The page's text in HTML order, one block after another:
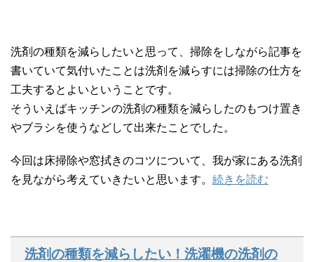
洗剤の種類を減らしたいと思って、掃除をしながら記事を
書いていて気付いたことは洗剤を減らすには掃除の仕方を
工夫するとよいということです。
そういえばキッチンの洗剤の種類を減らしたのもつけ置き
やブラシを使うなどして出来たことでした。
今回は床掃除や窓拭きのコツについて、我が家にある洗剤
を見ながら考えていきたいと思います。 続きを読む
洗剤の種類を減らしたい！洗濯機の洗剤の